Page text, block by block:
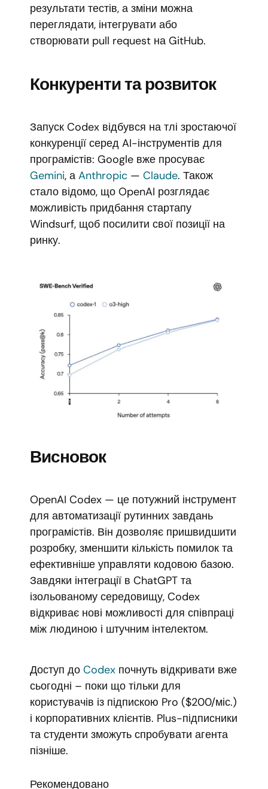
результати тестів, а зміни можна
переглядати, інтегрувати або
створювати pull request на GitHub.
Конкуренти та розвиток
Запуск Codex відбувся на тлі зростаючої
конкуренції серед AI-інструментів для
програмістів: Google вже просуває
Gemini, а Anthropic — Claude. Також
стало відомо, що OpenAI розглядає
можливість придбання стартапу
Windsurf, щоб посилити свої позиції на
ринку.
Висновок
OpenAI Codex — це потужний інструмент
для автоматизації рутинних завдань
програмістів. Він дозволяє пришвидшити
розробку, зменшити кількість помилок та
ефективніше управляти кодовою базою.
Завдяки інтеграції в ChatGPT та
ізольованому середовищу, Codex
відкриває нові можливості для співпраці
між людиною і штучним інтелектом.
Доступ до Codex почнуть відкривати вже
сьогодні – поки що тільки для
користувачів із підпискою Pro ($200/міс.)
і корпоративних клієнтів. Plus-підписники
та студенти зможуть спробувати агента
пізніше.
Рекомендовано